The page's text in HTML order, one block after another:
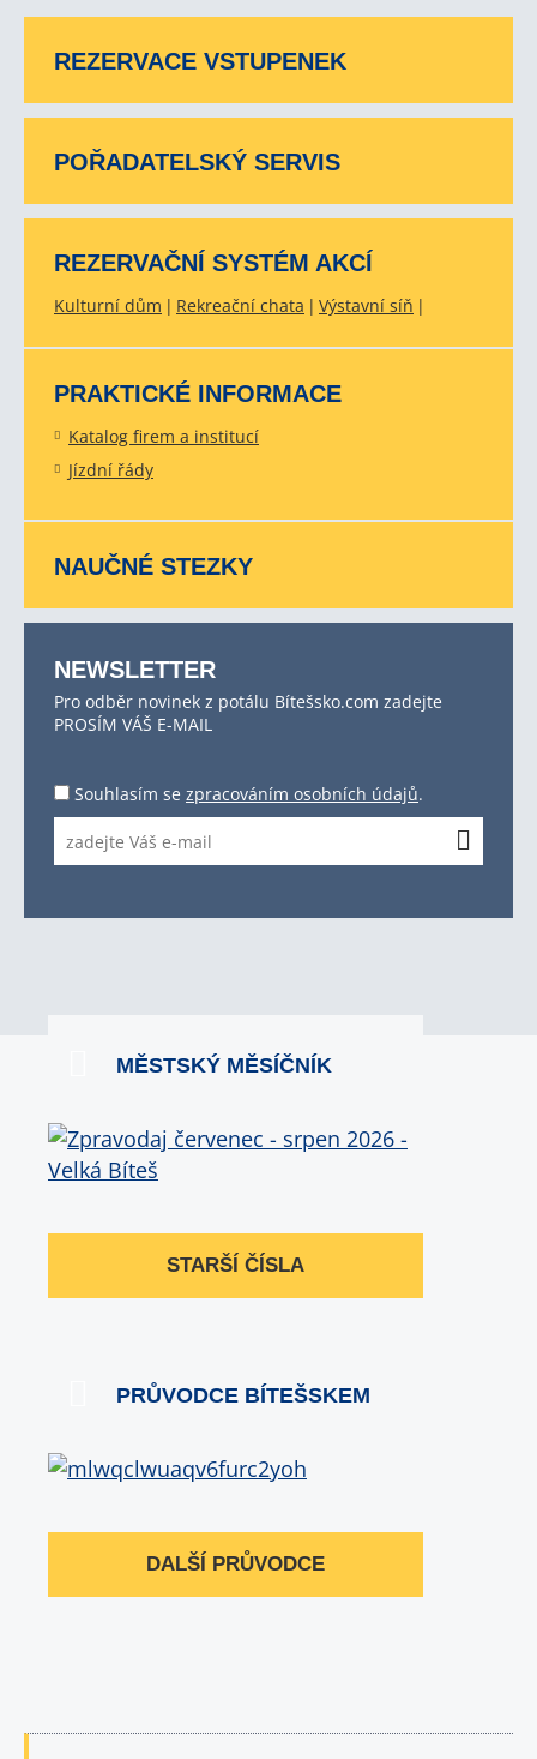
REZERVACE VSTUPENEK
POŘADATELSKÝ SERVIS
REZERVAČNÍ SYSTÉM AKCÍ
Kulturní dům Rekreační chata Výstavní síň
PRAKTICKÉ INFORMACE
Katalog firem a institucí
Jízdní řády
NAUČNÉ STEZKY
NEWSLETTER
Pro odběr novinek z potálu Bítešsko.com zadejte
PROSÍM VÁŠ E-MAIL
Souhlasím se zpracováním osobních údajů.
MĚSTSKÝ MĚSÍČNÍK
STARŠÍ ČÍSLA
PRŮVODCE BÍTEŠSKEM
DALŠÍ PRŮVODCE